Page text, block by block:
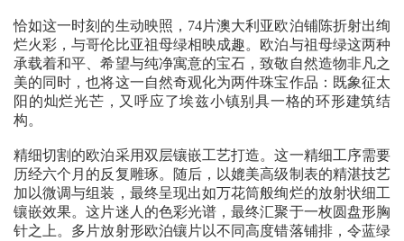
恰如这一时刻的生动映照，74片澳大利亚欧泊铺陈折射出绚
烂火彩，与哥伦比亚祖母绿相映成趣。欧泊与祖母绿这两种
承载着和平、希望与纯净寓意的宝石，致敬自然造物非凡之
美的同时，也将这一自然奇观化为两件珠宝作品：既象征太
阳的灿烂光芒，又呼应了埃兹小镇别具一格的环形建筑结
构。
精细切割的欧泊采用双层镶嵌工艺打造。这一精细工序需要
历经六个月的反复雕琢。随后，以媲美高级制表的精湛技艺
加以微调与组装，最终呈现出如万花筒般绚烂的放射状细工
镶嵌效果。这片迷人的色彩光谱，最终汇聚于一枚圆盘形胸
针之上。多片放射形欧泊镶片以不同高度错落铺排，令蓝绿